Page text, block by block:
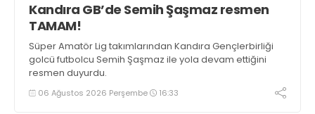
Kandıra GB’de Semih Şaşmaz resmen
TAMAM!
Süper Amatör Lig takımlarından Kandıra Gençlerbirliği
golcü futbolcu Semih Şaşmaz ile yola devam ettiğini
resmen duyurdu.
06 Ağustos 2026 Perşembe 16:33